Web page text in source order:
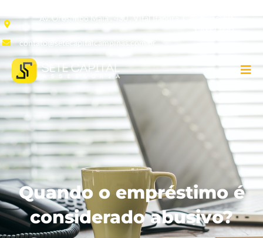
Av. Orosimbo Maia , 430 , Vital Itapura, Campinas -SP,
contato@setecapitalcampinas.com.br
Quando o empréstimo é
considerado abusivo?